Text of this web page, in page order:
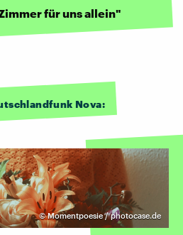
für uns allein"
Nova:
©Momentpoesie / photocase.de